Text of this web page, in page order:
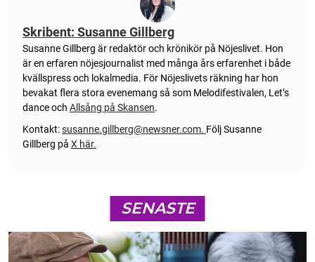
Skribent: Susanne Gillberg
Susanne Gillberg är redaktör och krönikör på Nöjeslivet. Hon
är en erfaren nöjesjournalist med många års erfarenhet i både
kvällspress och lokalmedia. För Nöjeslivets räkning har hon
bevakat flera stora evenemang så som Melodifestivalen, Let’s
dance och Allsång på Skansen.
Kontakt:susanne.gillberg@newsner.com. Följ Susanne
Gillberg på X här.
SENASTE